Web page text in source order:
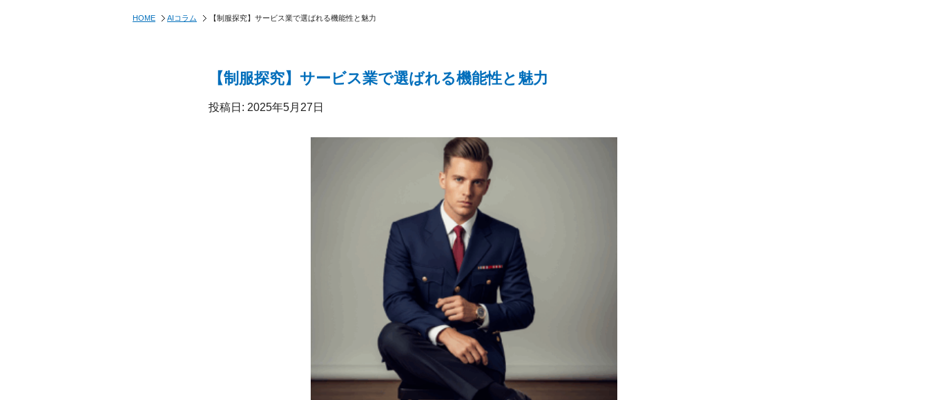
HOME AIコラム 【制服探究】サービス業で選ばれる機能性と魅力
【制服探究】サービス業で選ばれる機能性と魅力
投稿日: 2025年5月27日